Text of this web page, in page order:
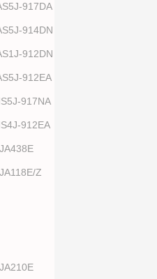
917DA
914DN
912DN
912EA
917NA
912EA
Z